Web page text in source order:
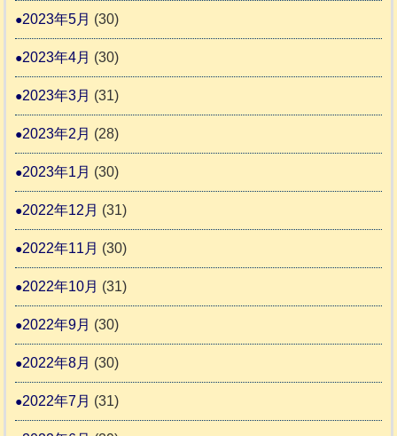
2023年5月 (30)
2023年4月 (30)
2023年3月 (31)
2023年2月 (28)
2023年1月 (30)
2022年12月 (31)
2022年11月 (30)
2022年10月 (31)
2022年9月 (30)
2022年8月 (30)
2022年7月 (31)